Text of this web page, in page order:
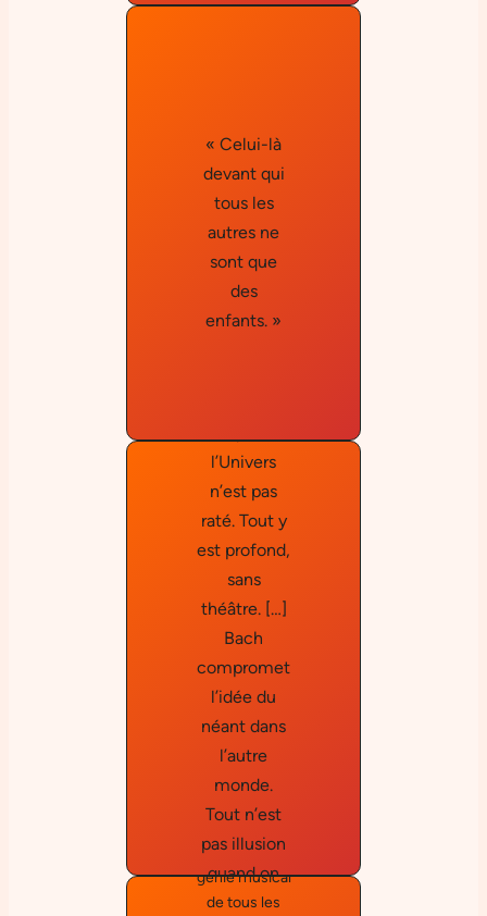
« Celui-là
devant qui
tous les
autres ne
sont que
des
enfants. »
Robert
Schuma
nn
« Bach est
la seule
l’Univers
n’est pas
raté. Tout y
est profond,
sans
théâtre. […]
Bach
compromet
l’idée du
néant dans
l’autre
monde.
Tout n’est
pas illusion
quand on
écoute cet
Emil
Cioran
Bach est au
centre de la
Sans doute le
plus grand
génie musical
de tous les